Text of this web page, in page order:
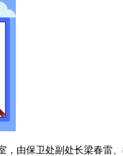
，由保卫处副处长梁春雷